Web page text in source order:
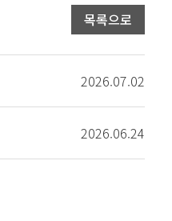
목록으로
2026.07.02
2026.06.24